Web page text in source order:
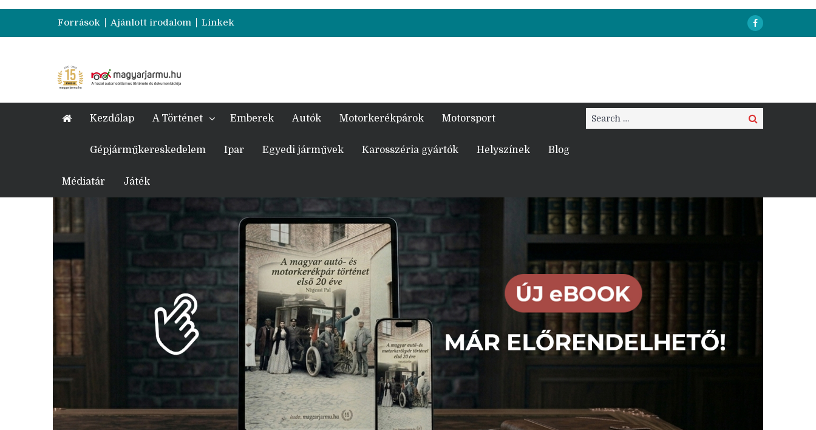
Források Ajánlott irodalom Linkek
Kezdőlap A Történet Emberek Autók Motorkerékpárok Motorsport
Gépjárműkereskedelem Ipar Egyedi járművek Karosszéria gyártók Helyszínek Blog
Médiatár Játék
Search
for:
Search